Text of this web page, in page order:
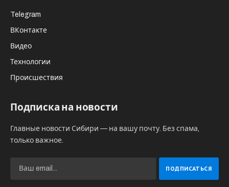
Telegram
ВКонтакте
Видео
Технологии
Происшествия
Подписка на новости
Главные новости Сибири — на вашу почту. Без спама,
только важное.